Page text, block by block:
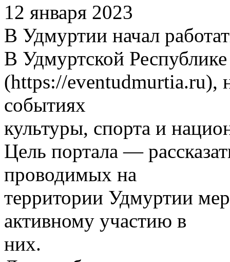
12 января 2023
В Удмуртии начал
В Удмуртской
(https://eventudmurtia.ru),
событиях
культуры, спорта и
Цель портала —
проводимых на
территории Удмуртии
активному участию в
них.